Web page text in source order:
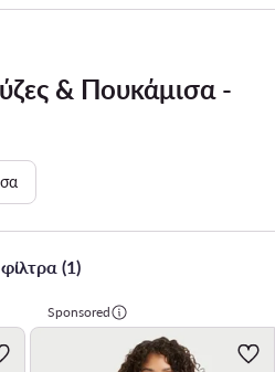
& Πουκάμισα -
(1)
Sponsored